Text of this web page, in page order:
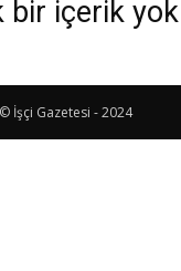
bir içerik yok
© İşçi Gazetesi - 2024